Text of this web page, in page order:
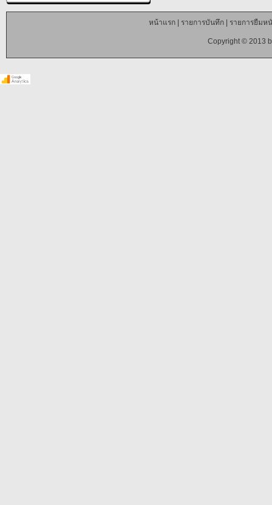
หน้าแรก| รายการบันทึก| รายการยืมห
Copyright © 2013